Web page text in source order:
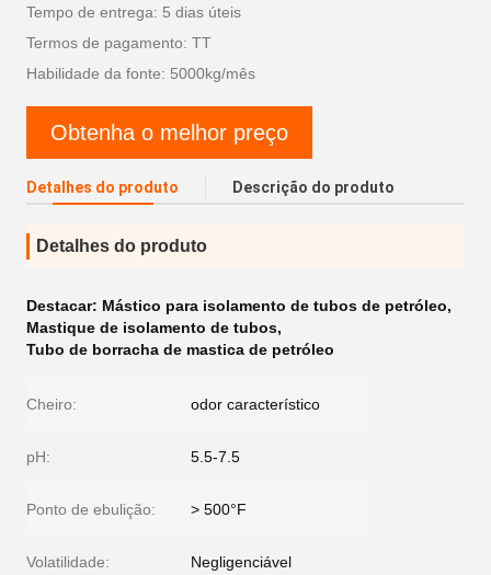
Tempo de entrega: 5 dias úteis
Termos de pagamento: TT
Habilidade da fonte: 5000kg/mês
Obtenha o melhor preço
Detalhes do produto Descrição do produto
Detalhes do produto
Destacar: Mástico para isolamento de tubos de petróleo,
Mastique de isolamento de tubos,
Tubo de borracha de mastica de petróleo
Cheiro: odor característico
pH: 5.5-7.5
Ponto de ebulição: > 500°F
Volatilidade: Negligenciável